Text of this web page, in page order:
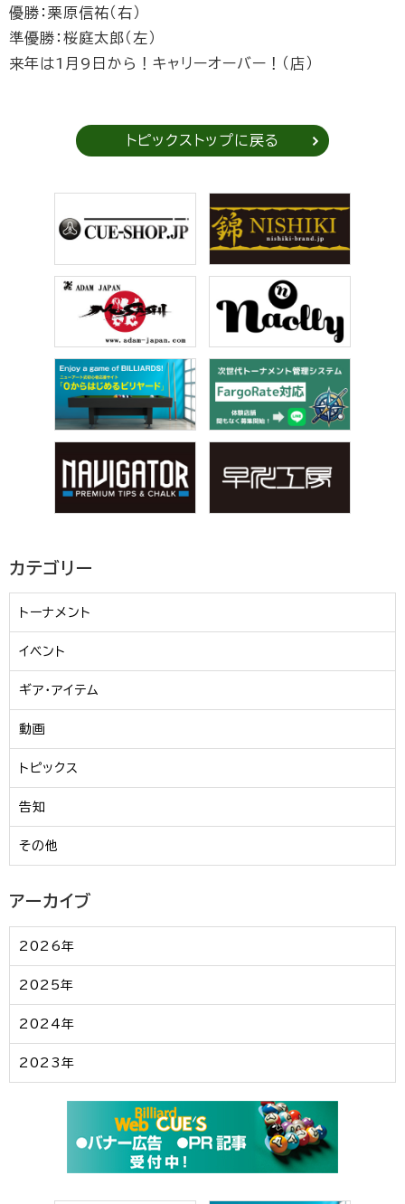
優勝：栗原信祐（右）
準優勝：桜庭太郎（左）
来年は1月9日から！キャリーオーバー！（店）
トピックストップに戻る
カテゴリー
トーナメント
イベント
ギア・アイテム
動画
トピックス
告知
その他
アーカイブ
2026年
2025年
2024年
2023年